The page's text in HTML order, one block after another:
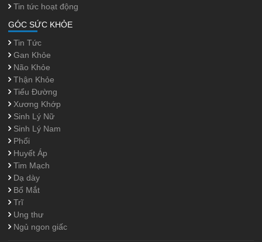
Tin tức hoạt động
GÓC SỨC KHỎE
Tin Tức
Gan Khỏe
Não Khỏe
Thận Khỏe
Tiểu Đường
Xương Khớp
Sinh Lý Nữ
Sinh Lý Nam
Phổi
Huyết Áp
Tim Mạch
Dạ dày
Bổ Mắt
Trĩ
Ung thư
Ngủ ngon giấc